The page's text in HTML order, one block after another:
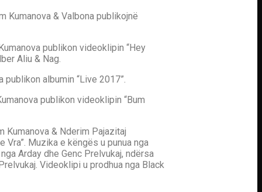
Kumanova & Valbona publikojnë
publikon videoklipin “Hey
Aliu & Nag.
albumin “Live 2017”.
publikon videoklipin “Bum
Kumanova & Nderim Pajazitaj
Vra”. Muzika e këngës u punua nga
Arday dhe Genc Prelvukaj, ndërsa
Videoklipi u prodhua nga Black